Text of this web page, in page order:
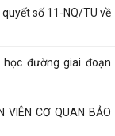
số 11-NQ/TU về
đường giai đoạn
VIÊN CƠ QUAN BẢO